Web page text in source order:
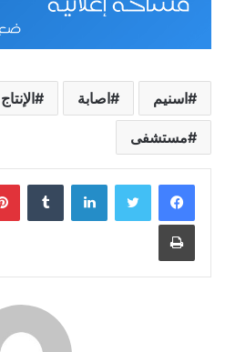
اسنيم اصابة الإنتاج
مستشفى
لينكدإن
طباعة